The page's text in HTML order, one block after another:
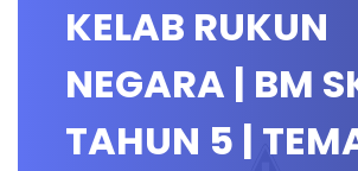
KELAB RUKUN
NEGARA | BM
TAHUN 5 |